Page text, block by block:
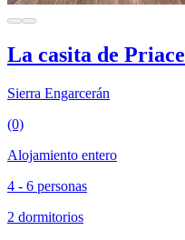
La casita de Priace
Sierra Engarcerán
(0)
Alojamiento entero
4 - 6 personas
2 dormitorios